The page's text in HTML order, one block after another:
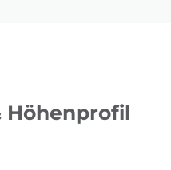
Höhenprofil